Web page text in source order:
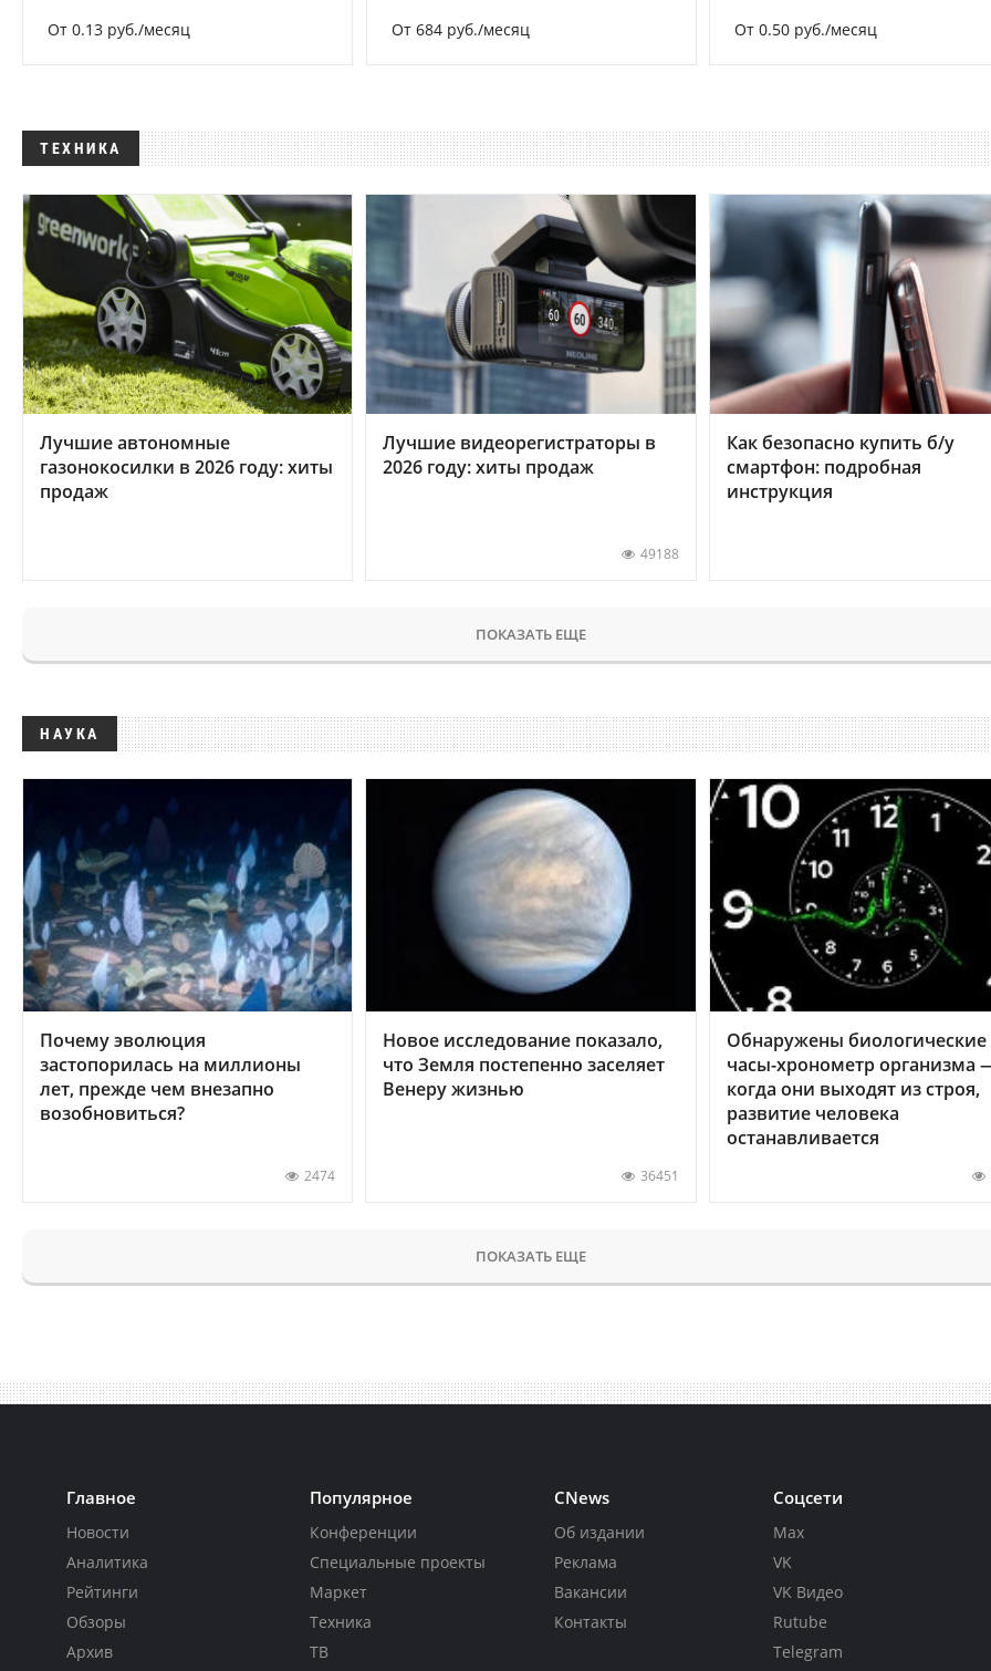
От 0.13 руб./месяц От 684 руб./месяц От 0.50 руб./месяц
ТЕХНИКА
Лучшие автономные
газонокосилки в 2026 году: хиты
продаж
Лучшие видеорегистраторы в
2026 году: хиты продаж
49188
Как безопасно купить б/у
смартфон: подробная
инструкция
ПОКАЗАТЬ ЕЩЕ
НАУКА
Почему эволюция
застопорилась на миллионы
лет, прежде чем внезапно
возобновиться?
2474
Новое исследование показало,
что Земля постепенно заселяет
Венеру жизнью
36451
Обнаружены биологические
часы-хронометр организма
когда они выходят из строя,
развитие человека
останавливается
ПОКАЗАТЬ ЕЩЕ
Главное
Новости
Аналитика
Рейтинги
Обзоры
Архив
Популярное
Конференции
Специальные проекты
Маркет
Техника
ТВ
CNews
Об издании
Реклама
Вакансии
Контакты
Соцсети
Max
VK
VK Видео
Rutube
Telegram